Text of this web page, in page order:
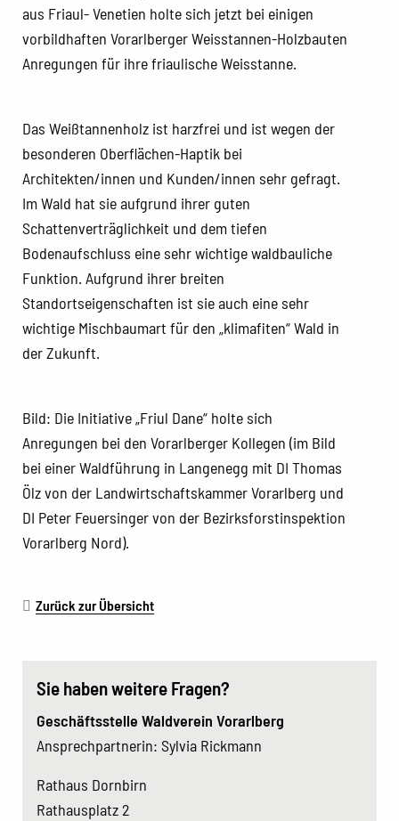
aus Friaul- Venetien holte sich jetzt bei einigen
vorbildhaften Vorarlberger Weisstannen-Holzbauten
Anregungen für ihre friaulische Weisstanne.
Das Weißtannenholz ist harzfrei und ist wegen der
besonderen Oberflächen-Haptik bei
Architekten/innen und Kunden/innen sehr gefragt.
Im Wald hat sie aufgrund ihrer guten
Schattenverträglichkeit und dem tiefen
Bodenaufschluss eine sehr wichtige waldbauliche
Funktion. Aufgrund ihrer breiten
Standortseigenschaften ist sie auch eine sehr
wichtige Mischbaumart für den „klimafiten“ Wald in
der Zukunft.
Bild: Die Initiative „Friul Dane“ holte sich
Anregungen bei den Vorarlberger Kollegen (im Bild
bei einer Waldführung in Langenegg mit DI Thomas
Ölz von der Landwirtschaftskammer Vorarlberg und
DI Peter Feuersinger von der Bezirksforstinspektion
Vorarlberg Nord).
Zurück zur Übersicht
Sie haben weitere Fragen?
Geschäftsstelle Waldverein Vorarlberg
Ansprechpartnerin: Sylvia Rickmann
Rathaus Dornbirn
Rathausplatz 2